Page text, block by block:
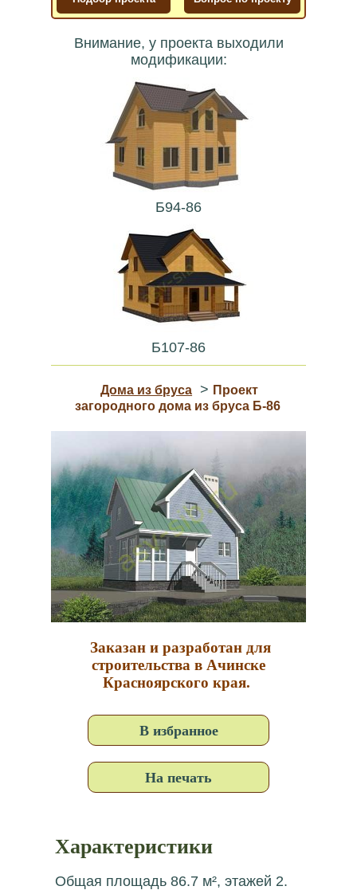
Внимание, у проекта выходили
модификации:
Б94-86
Б107-86
Дома из бруса > Проект
загородного дома из бруса Б-86
Заказан и разработан для
строительства в Ачинске
Красноярского края.
В избранное
На печать
Характеристики
Общая площадь 86.7 м², этажей 2.